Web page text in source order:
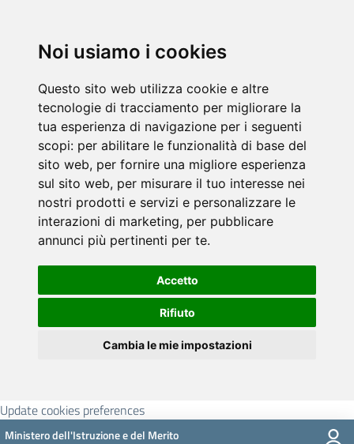
Noi usiamo i cookies
Questo sito web utilizza cookie e altre
tecnologie di tracciamento per migliorare la
tua esperienza di navigazione per i seguenti
scopi: per abilitare le funzionalità di base del
sito web, per fornire una migliore esperienza
sul sito web, per misurare il tuo interesse nei
nostri prodotti e servizi e personalizzare le
interazioni di marketing, per pubblicare
annunci più pertinenti per te.
Accetto
Rifiuto
Cambia le mie impostazioni
Update cookies preferences
Ministero dell'Istruzione e del Merito